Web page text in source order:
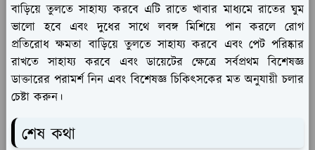
বাড়িয়ে তুলতে সাহায্য করবে এটি রাতে খাবার মাধ্যমে রাতের ঘুম
ভালো হবে এবং দুধের সাথে লবঙ্গ মিশিয়ে পান করলে রোগ
প্রতিরোধ ক্ষমতা বাড়িয়ে তুলতে সাহায্য করবে এবং পেট পরিষ্কার
রাখতে সাহায্য করবে এবং ডায়েটের ক্ষেত্রে সর্বপ্রথম বিশেষজ্ঞ
ডাক্তারের পরামর্শ নিন এবং বিশেষজ্ঞ চিকিৎসকের মত অনুযায়ী চলার
চেষ্টা করুন।
শেষ কথা